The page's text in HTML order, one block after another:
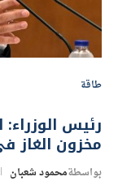
طاقة
رئيس
مخزون الغاز
بواسطةمحمود شعبان